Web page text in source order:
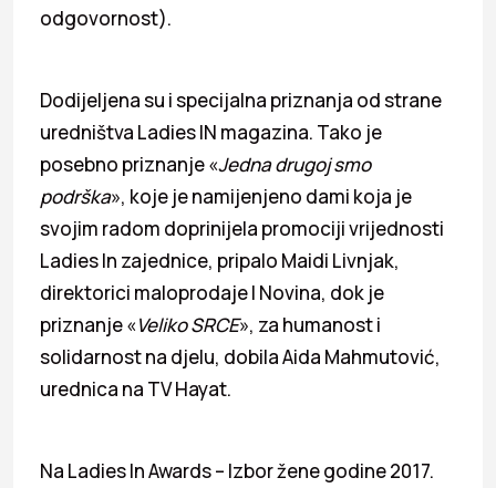
odgovornost).
Dodijeljena su i specijalna priznanja od strane
uredništva Ladies IN magazina. Tako je
posebno priznanje «Jedna drugoj smo
podrška», koje je namijenjeno dami koja je
svojim radom doprinijela promociji vrijednosti
Ladies In zajednice, pripalo Maidi Livnjak,
direktorici maloprodaje I Novina, dok je
priznanje «Veliko SRCE», za humanost i
solidarnost na djelu, dobila Aida Mahmutović,
urednica na TV Hayat.
Na Ladies In Awards – Izbor žene godine 2017.